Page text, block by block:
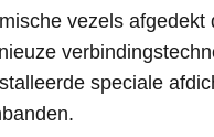
vezels
speciale